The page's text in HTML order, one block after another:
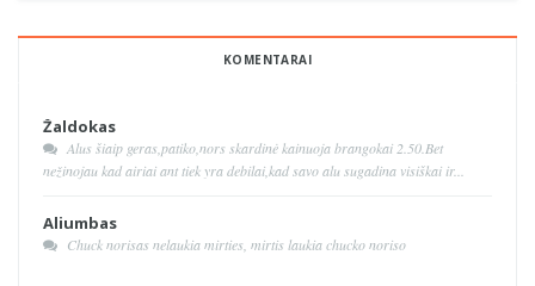
KOMENTARAI
Žaldokas
Alus šiaip geras,patiko,nors skardinė kainuoja brangokai 2.50.Bet
nežinojau kad airiai ant tiek yra debilai,kad savo alu sugadina visiškai ir...
Aliumbas
Chuck norisas nelaukia mirties, mirtis laukia chucko noriso